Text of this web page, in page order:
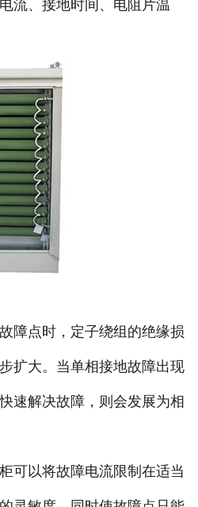
流、接地时间、电阻片温
点时，定子绕组的绝缘损
扩大。当单相接地故障出现
速解决故障，则会发展为相
可以将故障电流限制在适当